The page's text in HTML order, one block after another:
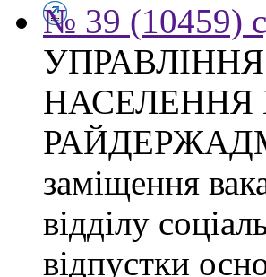
№ 39 (10459)
НАСЕЛЕННЯ
заміщення
відділу
відпустки